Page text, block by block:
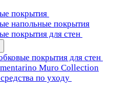
покрытия
напольные покрытия
покрытия для стен
покрытия для стен
Muro Collection
по уходу